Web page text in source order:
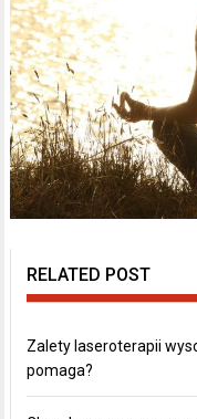
RELATED POST
Zalety laseroterapii
pomaga?